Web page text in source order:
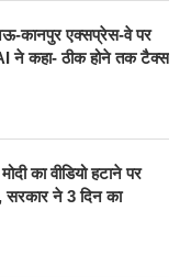
कानपुर एक्सप्रेस-वे पर
ने कहा- ठीक होने तक टैक्स
का वीडियो हटाने पर
सरकार ने 3 दिन का